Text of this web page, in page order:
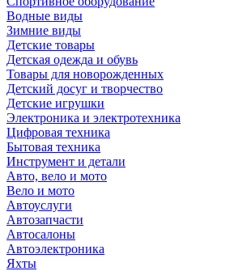
Водные виды
Зимние виды
Детские товары
Детская одежда и обувь
Товары для новорожденных
Детский досуг и творчество
Детские игрушки
Электроника и электротехника
Цифровая техника
Бытовая техника
Инструмент и детали
Авто, вело и мото
Вело и мото
Автоуслуги
Автозапчасти
Автосалоны
Автоэлектроника
Яхты